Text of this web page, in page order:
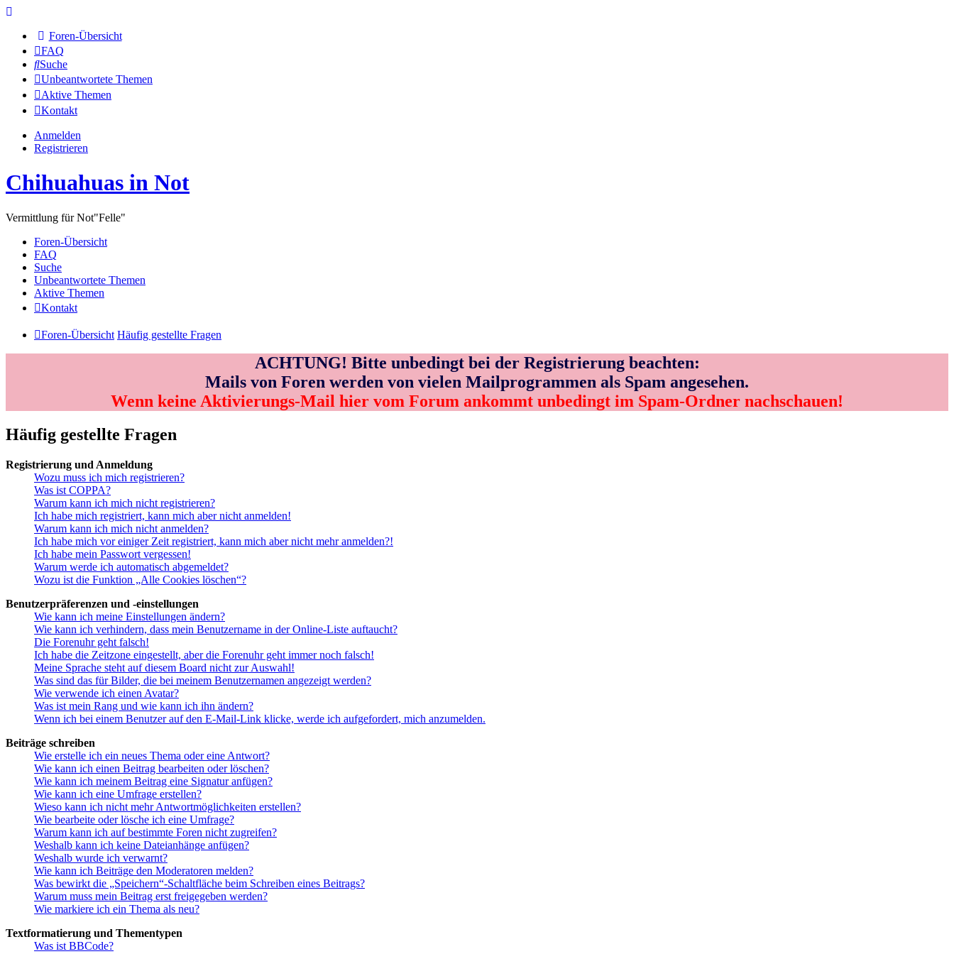
Foren-Übersicht
FAQ
Suche
Unbeantwortete Themen
Aktive Themen
Kontakt
Anmelden
Registrieren
Chihuahuas in Not
Vermittlung für Not"Felle"
Foren-Übersicht
FAQ
Suche
Unbeantwortete Themen
Aktive Themen
Kontakt
Foren-Übersicht Häufig gestellte Fragen
ACHTUNG! Bitte unbedingt bei der Registrierung beachten:
Mails von Foren werden von vielen Mailprogrammen als Spam angesehen.
Wenn keine Aktivierungs-Mail hier vom Forum ankommt unbedingt im Spam-Ordner nachschauen!
Häufig gestellte Fragen
Registrierung und Anmeldung
Wozu muss ich mich registrieren?
Was ist COPPA?
Warum kann ich mich nicht registrieren?
Ich habe mich registriert, kann mich aber nicht anmelden!
Warum kann ich mich nicht anmelden?
Ich habe mich vor einiger Zeit registriert, kann mich aber nicht mehr anmelden?!
Ich habe mein Passwort vergessen!
Warum werde ich automatisch abgemeldet?
Wozu ist die Funktion „Alle Cookies löschen“?
Benutzerpräferenzen und -einstellungen
Wie kann ich meine Einstellungen ändern?
Wie kann ich verhindern, dass mein Benutzername in der Online-Liste auftaucht?
Die Forenuhr geht falsch!
Ich habe die Zeitzone eingestellt, aber die Forenuhr geht immer noch falsch!
Meine Sprache steht auf diesem Board nicht zur Auswahl!
Was sind das für Bilder, die bei meinem Benutzernamen angezeigt werden?
Wie verwende ich einen Avatar?
Was ist mein Rang und wie kann ich ihn ändern?
Wenn ich bei einem Benutzer auf den E-Mail-Link klicke, werde ich aufgefordert, mich anzumelden.
Beiträge schreiben
Wie erstelle ich ein neues Thema oder eine Antwort?
Wie kann ich einen Beitrag bearbeiten oder löschen?
Wie kann ich meinem Beitrag eine Signatur anfügen?
Wie kann ich eine Umfrage erstellen?
Wieso kann ich nicht mehr Antwortmöglichkeiten erstellen?
Wie bearbeite oder lösche ich eine Umfrage?
Warum kann ich auf bestimmte Foren nicht zugreifen?
Weshalb kann ich keine Dateianhänge anfügen?
Weshalb wurde ich verwarnt?
Wie kann ich Beiträge den Moderatoren melden?
Was bewirkt die „Speichern“-Schaltfläche beim Schreiben eines Beitrags?
Warum muss mein Beitrag erst freigegeben werden?
Wie markiere ich ein Thema als neu?
Textformatierung und Thementypen
Was ist BBCode?